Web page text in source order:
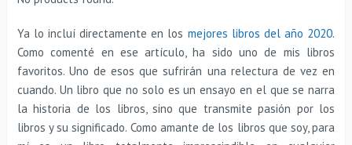
Ya lo incluí directamente en los mejores libros del año 2020.
Como comenté en ese artículo, ha sido uno de mis libros
favoritos. Uno de esos que sufrirán una relectura de vez en
cuando. Un libro que no solo es un ensayo en el que se narra
la historia de los libros, sino que transmite pasión por los
libros y su significado. Como amante de los libros que soy, para